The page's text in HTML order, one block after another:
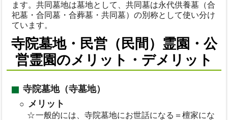
ます。共同墓地は墓地として、共同墓は永代供養墓（合
祀墓・合同墓・合葬墓・共同墓）の別称として使い分け
ています。
寺院墓地・民営（民間）霊園・公
営霊園のメリット・デメリット
寺院墓地（寺墓地）
メリット
一般的には、寺院墓地にお世話になる＝檀家にな